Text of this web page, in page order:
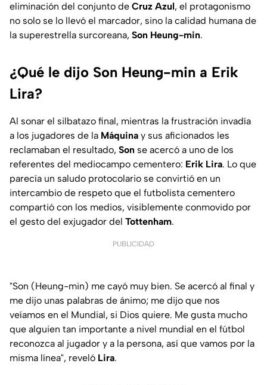
eliminación del conjunto de Cruz Azul, el protagonismo
no solo se lo llevó el marcador, sino la calidad humana de
la superestrella surcoreana, Son Heung-min.
¿Qué le dijo Son Heung-min a Erik
Lira?
Al sonar el silbatazo final, mientras la frustración invadía
a los jugadores de la Máquina y sus aficionados les
reclamaban el resultado, Son se acercó a uno de los
referentes del mediocampo cementero: Erik Lira. Lo que
parecía un saludo protocolario se convirtió en un
intercambio de respeto que el futbolista cementero
compartió con los medios, visiblemente conmovido por
el gesto del exjugador del Tottenham.
PUBLICIDAD
"Son (Heung-min) me cayó muy bien. Se acercó al final y
me dijo unas palabras de ánimo; me dijo que nos
veíamos en el Mundial, si Dios quiere. Me gusta mucho
que alguien tan importante a nivel mundial en el fútbol
reconozca al jugador y a la persona, así que vamos por la
misma línea", reveló Lira.